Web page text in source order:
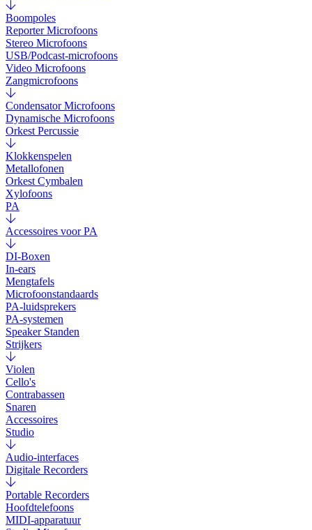
Boompoles
Reporter Microfoons
Stereo Microfoons
USB/Podcast-microfoons
Video Microfoons
Zangmicrofoons
Condensator Microfoons
Dynamische Microfoons
Orkest Percussie
Klokkenspelen
Metallofonen
Orkest Cymbalen
Xylofoons
PA
Accessoires voor PA
DI-Boxen
In-ears
Mengtafels
Microfoonstandaards
PA-luidsprekers
PA-systemen
Speaker Standen
Strijkers
Violen
Cello's
Contrabassen
Snaren
Accessoires
Studio
Audio-interfaces
Digitale Recorders
Portable Recorders
Hoofdtelefoons
MIDI-apparatuur